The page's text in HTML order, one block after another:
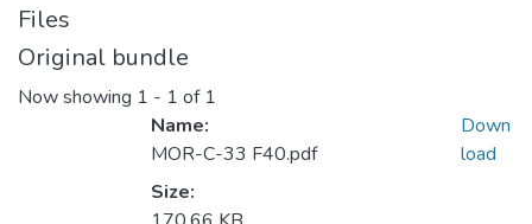
Files
Original bundle
Now showing 1 - 1 of 1
Name:
MOR-C-33 F40.pdf
Size:
Down
load